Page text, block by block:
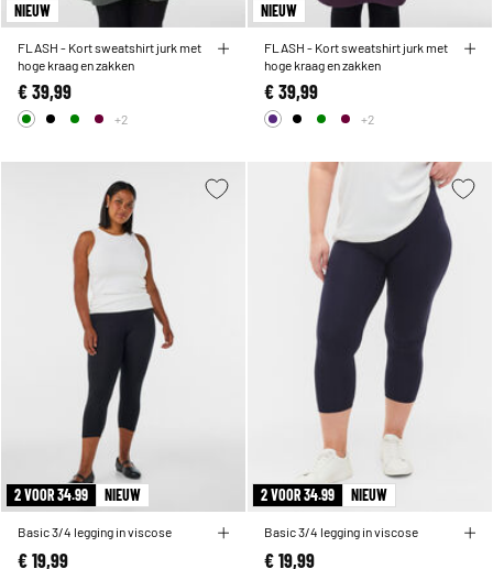
NIEUW
FLASH - Kort sweatshirt jurk met
hoge kraag en zakken
€ 39,99
+2
NIEUW
FLASH - Kort sweatshirt jurk met
hoge kraag en zakken
€ 39,99
+2
2 VOOR 34.99 NIEUW
Basic 3/4 legging in viscose
€ 19,99
2 VOOR 34.99 NIEUW
Basic 3/4 legging in viscose
€ 19,99